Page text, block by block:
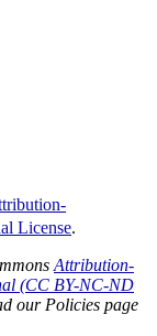
License.
Attribution-
(CC BY-NC-ND
our Policies page